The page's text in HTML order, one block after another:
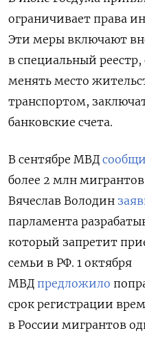
ограничивает права
Эти меры включают
в специальный
менять место
транспортом,
банковские счета.
В сентябре МВД
более 2 млн
Вячеслав Володин
парламента
который запретит
семьи в РФ. 1 октября
МВД предложило
срок регистрации
в России мигрантов